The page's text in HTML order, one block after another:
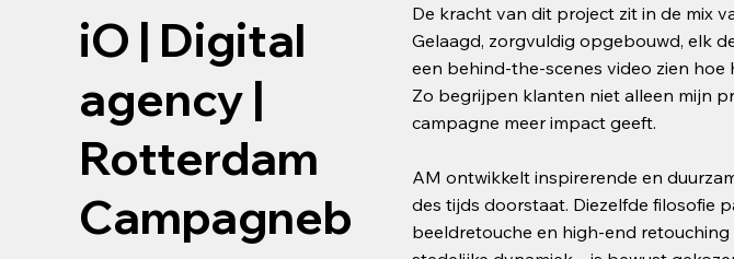
iO | Digital
agency |
Rotterdam
Campagneb
De kracht van dit project zit in de mix
Gelaagd, zorgvuldig opgebouwd, elk
een behind‑the‑scenes video zien
Zo begrijpen klanten niet alleen mijn
campagne meer impact geeft.
AM ontwikkelt inspirerende en
des tijds doorstaat. Diezelfde filosofie
beeldretouche en high‑end